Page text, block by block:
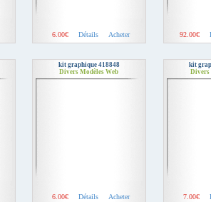
6.00€ Détails Acheter 92.00€
kit graphique 418848
Divers Modèles Web
6.00€ Détails Acheter
kit
Divers
7.00€